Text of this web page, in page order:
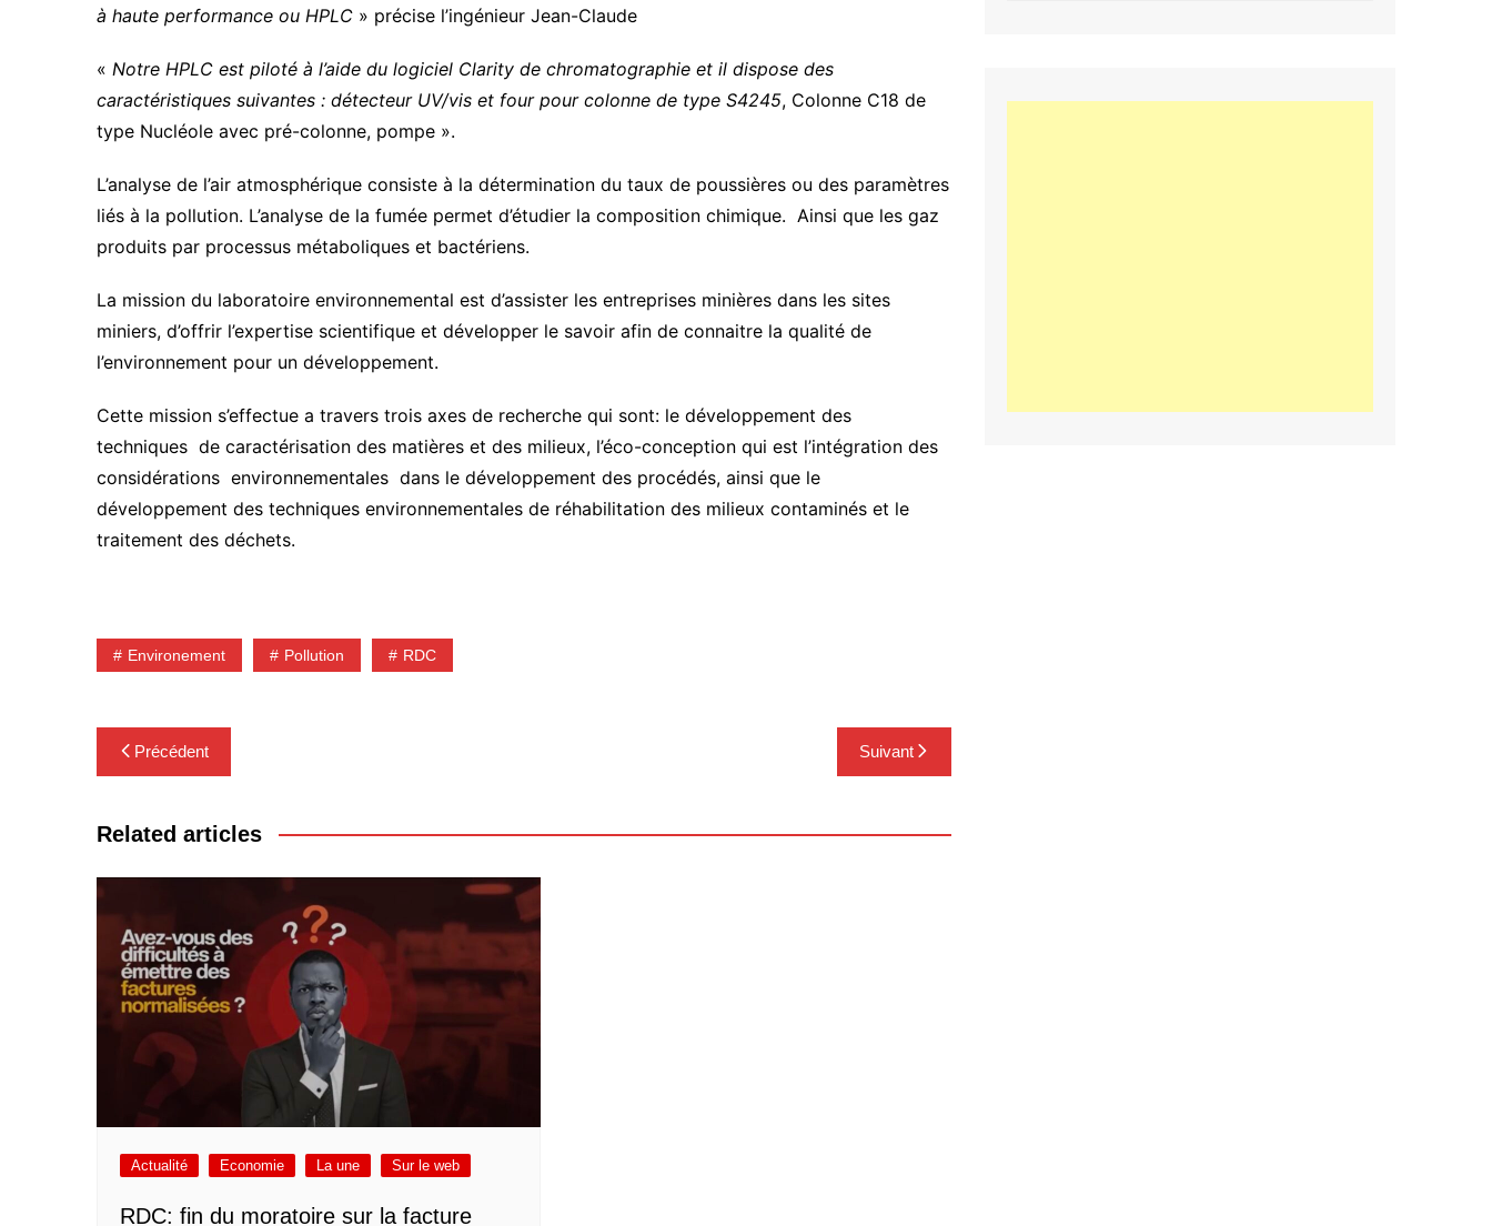
à haute performance ou HPLC » précise l’ingénieur Jean-Claude
« Notre HPLC est piloté à l’aide du logiciel Clarity de chromatographie et il dispose des
caractéristiques suivantes : détecteur UV/vis et four pour colonne de type S4245, Colonne C18 de
type Nucléole avec pré-colonne, pompe ».
L’analyse de l’air atmosphérique consiste à la détermination du taux de poussières ou des paramètres
liés à la pollution. L’analyse de la fumée permet d’étudier la composition chimique. Ainsi que les gaz
produits par processus métaboliques et bactériens.
La mission du laboratoire environnemental est d’assister les entreprises minières dans les sites
miniers, d’offrir l’expertise scientifique et développer le savoir afin de connaitre la qualité de
l’environnement pour un développement.
Cette mission s’effectue a travers trois axes de recherche qui sont: le développement des
techniques de caractérisation des matières et des milieux, l’éco-conception qui est l’intégration des
considérations environnementales dans le développement des procédés, ainsi que le
développement des techniques environnementales de réhabilitation des milieux contaminés et le
traitement des déchets.
Environement Pollution RDC
Navigation
de
l’article
Précédent Suivant
Related articles
Actualité Economie La une Sur le web
RDC: fin du moratoire sur la facture